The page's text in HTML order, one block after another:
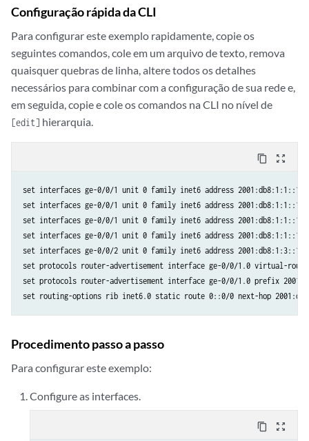
Configuração rápida da CLI
Para configurar este exemplo rapidamente, copie os
seguintes comandos, cole em um arquivo de texto, remova
quaisquer quebras de linha, altere todos os detalhes
necessários para combinar com a configuração de sua rede e,
em seguida, copie e cole os comandos na CLI no nível de
[edit] hierarquia.
content_copy zoom_out_map
set interfaces ge-0/0/1 unit 0 family inet6 address 2001:db8:1:1::1/
set interfaces ge-0/0/1 unit 0 family inet6 address
set interfaces ge-0/0/1 unit 0 family inet6 address 2001:db8:1:1::1/
set interfaces ge-0/0/1 unit 0 family inet6 address
set interfaces ge-0/0/2 unit 0 family inet6 address 2001:db8:1:3::1/
set protocols router-advertisement interface ge-0/0/1.0 virtual-
set protocols router-advertisement interface ge-0/0/1.0 prefix
Procedimento passo a passo
Para configurar este exemplo:
Configure as interfaces.
content_copy zoom_out_map